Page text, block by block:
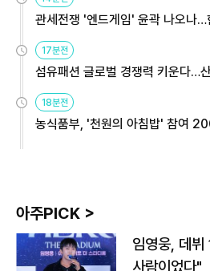
관세전쟁 '엔드게임' 윤곽 나오나
17분전
섬유패션 글로벌 경쟁력 키운다…
18분전
농식품부, '천원의 아침밥' 참여
아주PICK >
임영웅, 데
사람이었다"